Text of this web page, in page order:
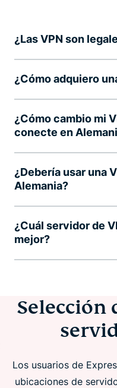
¿Las VPN son
¿Cómo adquiero
¿Cómo cambio mi
conecte en
¿Debería usar una
Alemania?
¿Cuál servidor de
mejor?
Selección
Los usuarios de
ubicaciones de